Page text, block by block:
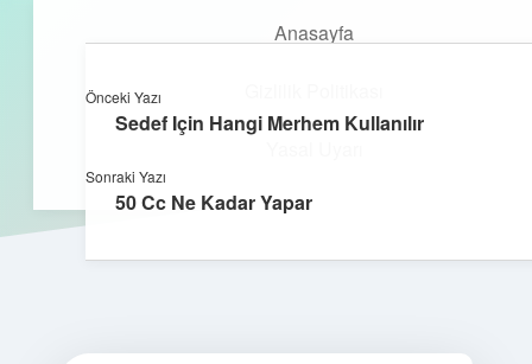
Anasayfa
aç
kefa.com.tr
Önceki Yazı
Sedef Için Hangi Merhem Kullanılır
Sonraki Yazı
50 Cc Ne Kadar Yapar